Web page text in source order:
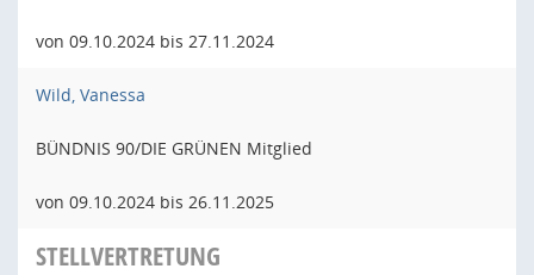
von 09.10.2024 bis 27.11.2024
Wild, Vanessa
BÜNDNIS 90/DIE GRÜNEN Mitglied
von 09.10.2024 bis 26.11.2025
STELLVERTRETUNG